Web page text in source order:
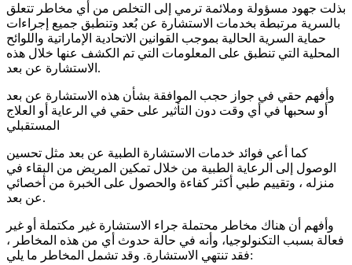
بذلت جهود مسؤولة وملائمة ترمي إلى التخلص من أي مخاطر تتعلق
بالسرية مرتبطة بخدمات الاستشارة عن بُعد وتنطبق جميع إجراءات
حماية السرية الحالية بموجب القوانين الاتحادية الإماراتية واللوائح
المحلية التي تنطبق على المعلومات التي تم الكشف عنها خلال هذه
الاستشارة عن بعد.
وأفهم حقي في جواز حجب الموافقة بشأن هذه الاستشارة عن بعد
أو سحبها في أي وقت دون التأثير على حقي في الرعاية أو العلاج
المستقبلي
كما أعي فوائد خدمات الاستشارة الطبية عن بعد مثل تحسين
الوصول إلى الرعاية الطبية من خلال تمكين المريض من البقاء في
منزله ، وتقييم طبي أكثر كفاءة والحصول على الخبرة من أخصائي
عن بعد.
وأفهم أن هناك مخاطر محتملة جراء الاستشارة غير مكتملة أو غير
فعالة بسبب التكنولوجيا، وأنه في حالة حدوث أي من هذه المخاطر ،
فقد تنتهي الاستشارة. وقد تشمل المخاطر ما يلي: